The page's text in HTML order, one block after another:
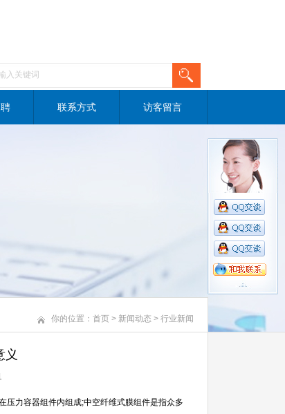
联系方式 访客留言
你的位置： 首页 > 新闻动态 > 行业新闻
义
压力容器组件内组成;中空纤维式膜组件是指众多